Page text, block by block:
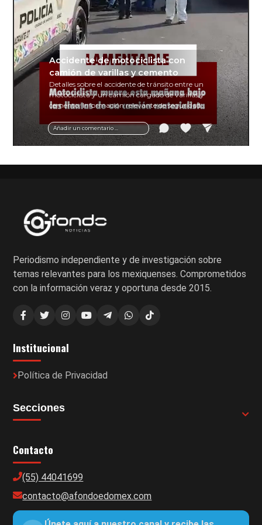
Añadir un comentario ...
Accidente de motociclista con
camión de varillas y cemento
Detalles sobre el accidente de tránsito entre un
motociclista y un camión cargado de varillas y
cemento. Información relevante de seguridad
vial y recomendaciones para motociclistas.
Periodismo independiente y de investigación sobre
temas relevantes para los mexiquenses. Comprometidos
con la información veraz y oportuna desde 2015.
Institucional
Política de Privacidad
Secciones
Contacto
(55) 44041699
contacto@afondoedomex.com